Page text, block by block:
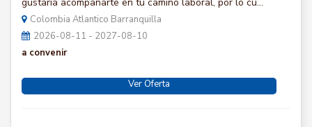
Colombia Atlantico Barranquilla
2026-08-11 - 2027-08-10
a convenir
Ver Oferta